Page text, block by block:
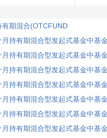
期混合(OTCFUND
持有期混合型发起式基金中基金
持有期混合型发起式基金中基金
持有期混合型发起式基金中基金
持有期混合型发起式基金中基金
持有期混合型发起式基金中基金
持有期混合型发起式基金中基金
持有期混合型发起式基金中基金